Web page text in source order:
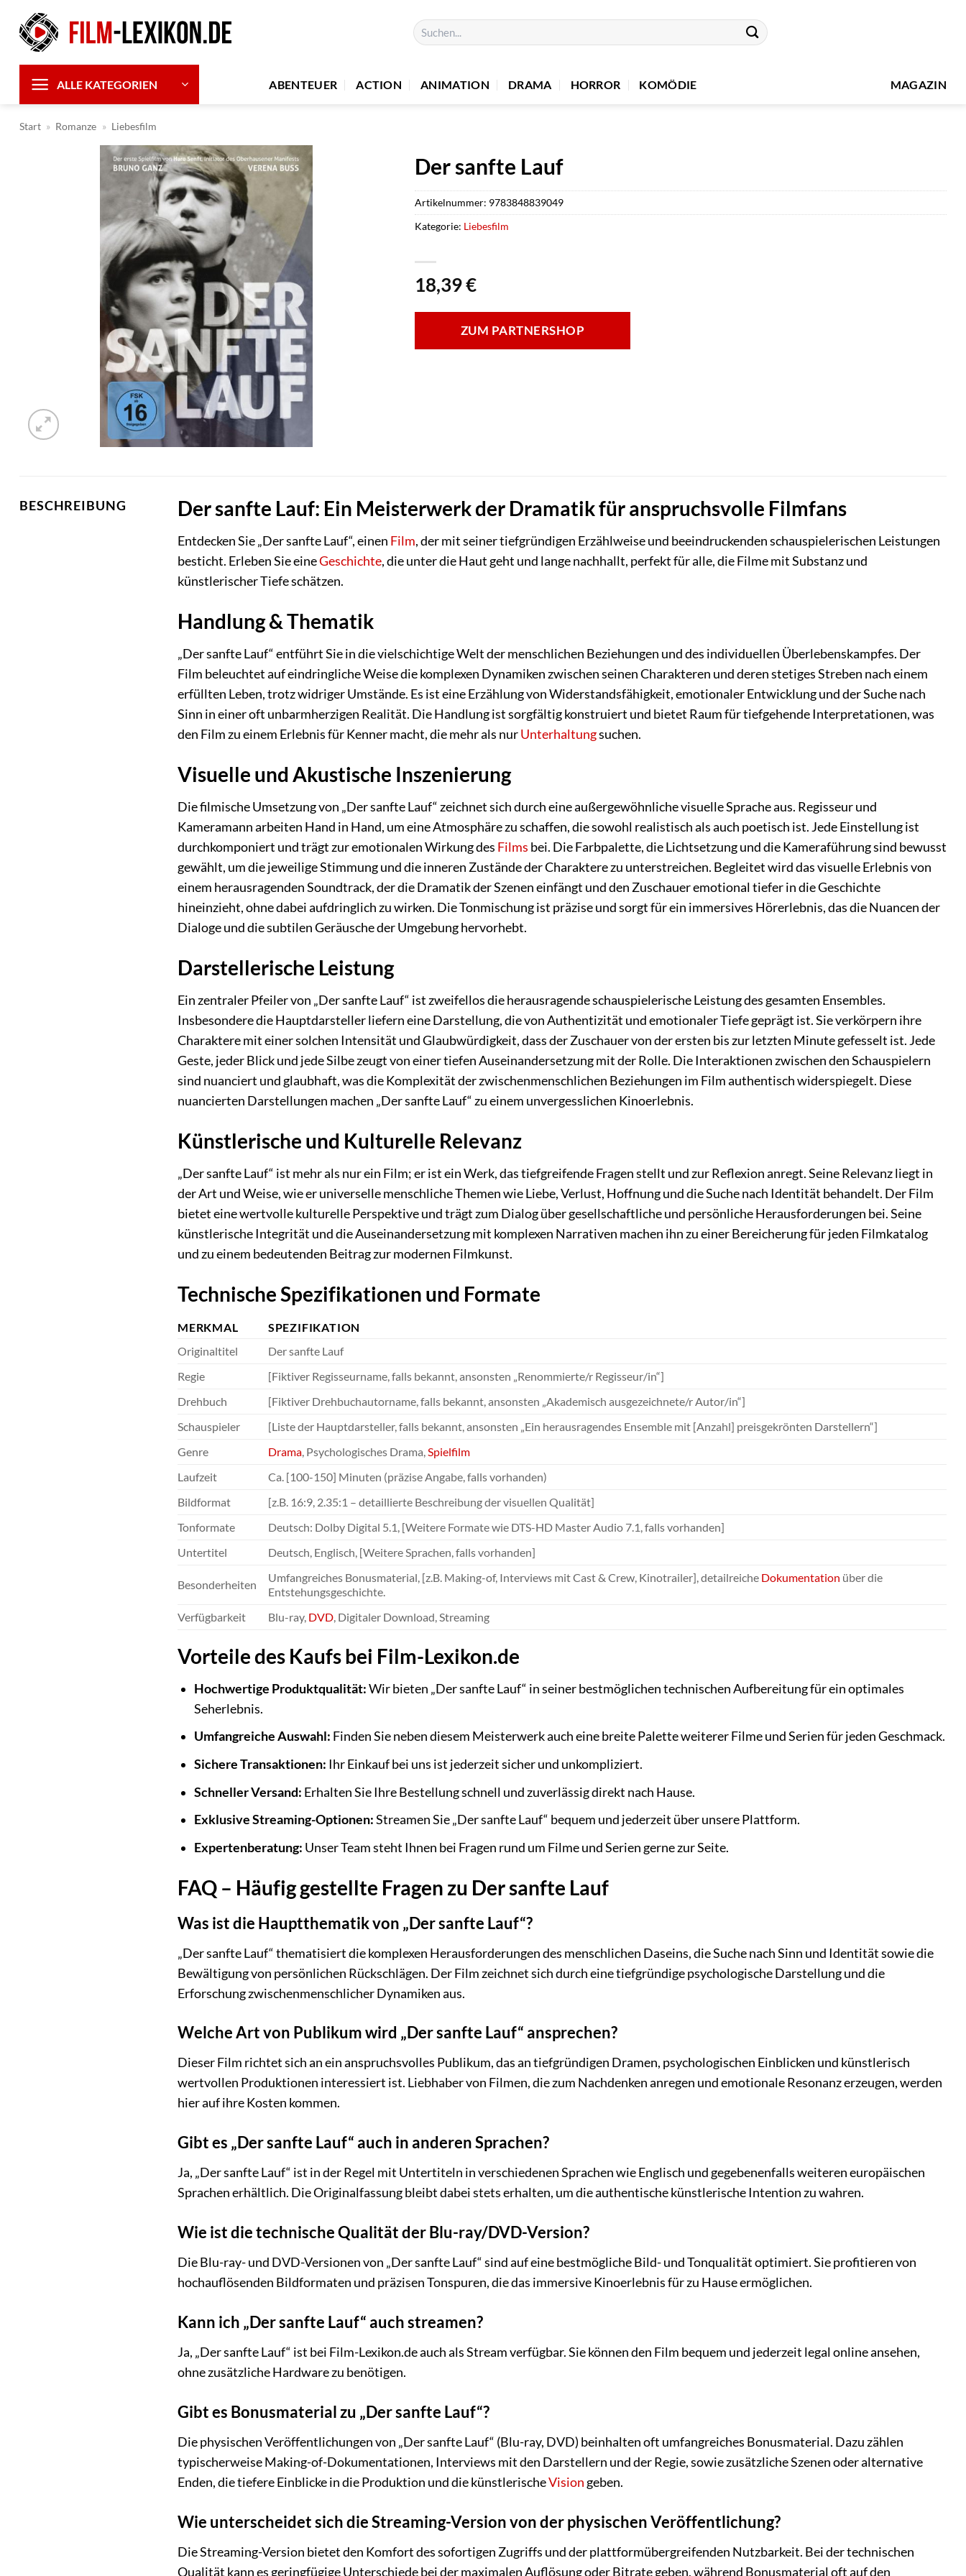
Inhalt
springen
Suchen
nach:
ALLE KATEGORIEN ABENTEUER ACTION ANIMATION DRAMA HORROR KOMÖDIE MAGAZIN
Start » Romanze » Liebesfilm
Der sanfte Lauf
18,39€
ZUM PARTNERSHOP
Artikelnummer: 9783848839049
Kategorie: Liebesfilm
BESCHREIBUNG Der sanfte Lauf: Ein Meisterwerk der Dramatik für anspruchsvolle Filmfans
Entdecken Sie „Der sanfte Lauf“, einen Film, der mit seiner tiefgründigen Erzählweise und beeindruckenden schauspielerischen Leistungen
besticht. Erleben Sie eineGeschichte, die unter die Haut geht und lange nachhallt, perfekt für alle, die Filme mit Substanz und
künstlerischer Tiefe schätzen.
Handlung & Thematik
„Der sanfte Lauf“ entführt Sie in die vielschichtige Welt der menschlichen Beziehungen und des individuellen Überlebenskampfes. Der
Film beleuchtet auf eindringliche Weise die komplexen Dynamiken zwischen seinen Charakteren und deren stetiges Streben nach einem
erfüllten Leben, trotz widriger Umstände. Es ist eine Erzählung von Widerstandsfähigkeit, emotionaler Entwicklung und der Suche nach
Sinn in einer oft unbarmherzigen Realität. Die Handlung ist sorgfältig konstruiert und bietet Raum für tiefgehende Interpretationen, was
den Film zu einem Erlebnis für Kenner macht, die mehr als nurUnterhaltungsuchen.
Visuelle und Akustische Inszenierung
Die filmische Umsetzung von „Der sanfte Lauf“ zeichnet sich durch eine außergewöhnliche visuelle Sprache aus. Regisseur und
Kameramann arbeiten Hand in Hand, um eine Atmosphäre zu schaffen, die sowohl realistisch als auch poetisch ist. Jede Einstellung ist
durchkomponiert und trägt zur emotionalen Wirkung des Films bei. Die Farbpalette, die Lichtsetzung und die Kameraführung sind bewusst
gewählt, um die jeweilige Stimmung und die inneren Zustände der Charaktere zu unterstreichen. Begleitet wird das visuelle Erlebnis von
einem herausragenden Soundtrack, der die Dramatik der Szenen einfängt und den Zuschauer emotional tiefer in die Geschichte
hineinzieht, ohne dabei aufdringlich zu wirken. Die Tonmischung ist präzise und sorgt für ein immersives Hörerlebnis, das die Nuancen der
Dialoge und die subtilen Geräusche der Umgebung hervorhebt.
Darstellerische Leistung
Ein zentraler Pfeiler von „Der sanfte Lauf“ ist zweifellos die herausragende schauspielerische Leistung des gesamten Ensembles.
Insbesondere die Hauptdarsteller liefern eine Darstellung, die von Authentizität und emotionaler Tiefe geprägt ist. Sie verkörpern ihre
Charaktere mit einer solchen Intensität und Glaubwürdigkeit, dass der Zuschauer von der ersten bis zur letzten Minute gefesselt ist. Jede
Geste, jeder Blick und jede Silbe zeugt von einer tiefen Auseinandersetzung mit der Rolle. Die Interaktionen zwischen den Schauspielern
sind nuanciert und glaubhaft, was die Komplexität der zwischenmenschlichen Beziehungen im Film authentisch widerspiegelt. Diese
nuancierten Darstellungen machen „Der sanfte Lauf“ zu einem unvergesslichen Kinoerlebnis.
Künstlerische und Kulturelle Relevanz
„Der sanfte Lauf“ ist mehr als nur ein Film; er ist ein Werk, das tiefgreifende Fragen stellt und zur Reflexion anregt. Seine Relevanz liegt in
der Art und Weise, wie er universelle menschliche Themen wie Liebe, Verlust, Hoffnung und die Suche nach Identität behandelt. Der Film
bietet eine wertvolle kulturelle Perspektive und trägt zum Dialog über gesellschaftliche und persönliche Herausforderungen bei. Seine
künstlerische Integrität und die Auseinandersetzung mit komplexen Narrativen machen ihn zu einer Bereicherung für jeden Filmkatalog
und zu einem bedeutenden Beitrag zur modernen Filmkunst.
Technische Spezifikationen und Formate
MERKMAL
SPEZIFIKATION
Originaltitel
Der sanfte Lauf
Regie
[Fiktiver Regisseurname, falls bekannt, ansonsten „Renommierte/r Regisseur/in“]
Drehbuch
[Fiktiver Drehbuchautorname, falls bekannt, ansonsten „Akademisch ausgezeichnete/r Autor/in“]
Schauspieler
[Liste der Hauptdarsteller, falls bekannt, ansonsten „Ein herausragendes Ensemble mit [Anzahl] preisgekrönten Darstellern“]
Genre
Drama, Psychologisches Drama,Spielfilm
Laufzeit
Ca. [100-150] Minuten (präzise Angabe, falls vorhanden)
Bildformat
[z.B. 16:9, 2.35:1 – detaillierte Beschreibung der visuellen Qualität]
Tonformate
Deutsch: Dolby Digital 5.1, [Weitere Formate wie DTS-HD Master Audio 7.1, falls vorhanden]
Untertitel
Deutsch, Englisch, [Weitere Sprachen, falls vorhanden]
Besonderheiten
Umfangreiches Bonusmaterial, [z.B. Making-of, Interviews mit Cast & Crew, Kinotrailer], detailreiche Dokumentation über die
Entstehungsgeschichte.
Verfügbarkeit
Blu-ray, DVD, Digitaler Download, Streaming
Vorteile des Kaufs bei Film-Lexikon.de
Hochwertige Produktqualität:Wir bieten „Der sanfte Lauf“ in seiner bestmöglichen technischen Aufbereitung für ein optimales
Seherlebnis.
Umfangreiche Auswahl: Finden Sie neben diesem Meisterwerk auch eine breite Palette weiterer Filme und Serien für jeden Geschmack.
Sichere Transaktionen: Ihr Einkauf bei uns ist jederzeit sicher und unkompliziert.
Schneller Versand: Erhalten Sie Ihre Bestellung schnell und zuverlässig direkt nach Hause.
Exklusive Streaming-Optionen:Streamen Sie „Der sanfte Lauf“ bequem und jederzeit über unsere Plattform.
Expertenberatung: Unser Team steht Ihnen bei Fragen rund um Filme und Serien gerne zur Seite.
FAQ – Häufig gestellte Fragen zu Der sanfte Lauf
Was ist die Hauptthematik von „Der sanfte Lauf“?
„Der sanfte Lauf“ thematisiert die komplexen Herausforderungen des menschlichen Daseins, die Suche nach Sinn und Identität sowie die
Bewältigung von persönlichen Rückschlägen. Der Film zeichnet sich durch eine tiefgründige psychologische Darstellung und die
Erforschung zwischenmenschlicher Dynamiken aus.
Welche Art von Publikum wird „Der sanfte Lauf“ ansprechen?
Dieser Film richtet sich an ein anspruchsvolles Publikum, das an tiefgründigen Dramen, psychologischen Einblicken und künstlerisch
wertvollen Produktionen interessiert ist. Liebhaber von Filmen, die zum Nachdenken anregen und emotionale Resonanz erzeugen, werden
hier auf ihre Kosten kommen.
Gibt es „Der sanfte Lauf“ auch in anderen Sprachen?
Ja, „Der sanfte Lauf“ ist in der Regel mit Untertiteln in verschiedenen Sprachen wie Englisch und gegebenenfalls weiteren europäischen
Sprachen erhältlich. Die Originalfassung bleibt dabei stets erhalten, um die authentische künstlerische Intention zu wahren.
Wie ist die technische Qualität der Blu-ray/DVD-Version?
Die Blu-ray- und DVD-Versionen von „Der sanfte Lauf“ sind auf eine bestmögliche Bild- und Tonqualität optimiert. Sie profitieren von
hochauflösenden Bildformaten und präzisen Tonspuren, die das immersive Kinoerlebnis für zu Hause ermöglichen.
Kann ich „Der sanfte Lauf“ auch streamen?
Ja, „Der sanfte Lauf“ ist bei Film-Lexikon.de auch als Stream verfügbar. Sie können den Film bequem und jederzeit legal online ansehen,
ohne zusätzliche Hardware zu benötigen.
Gibt es Bonusmaterial zu „Der sanfte Lauf“?
Die physischen Veröffentlichungen von „Der sanfte Lauf“ (Blu-ray, DVD) beinhalten oft umfangreiches Bonusmaterial. Dazu zählen
typischerweise Making-of-Dokumentationen, Interviews mit den Darstellern und der Regie, sowie zusätzliche Szenen oder alternative
Enden, die tiefere Einblicke in die Produktion und die künstlerischeVision geben.
Wie unterscheidet sich die Streaming-Version von der physischen Veröffentlichung?
Die Streaming-Version bietet den Komfort des sofortigen Zugriffs und der plattformübergreifenden Nutzbarkeit. Bei der technischen
Qualität kann es geringfügige Unterschiede bei der maximalen Auflösung oder Bitrate geben, während Bonusmaterial oft auf den